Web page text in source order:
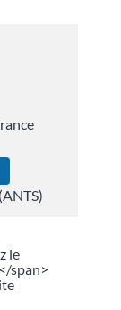
le
span>